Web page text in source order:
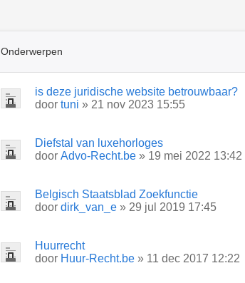
Onderwerpen
is deze juridische website betrouwbaar?
door tuni » 21 nov 2023 15:55
Diefstal van luxehorloges
door Advo-Recht.be » 19 mei 2022 13:42
Belgisch Staatsblad Zoekfunctie
door dirk_van_e » 29 jul 2019 17:45
Huurrecht
door Huur-Recht.be » 11 dec 2017 12:22